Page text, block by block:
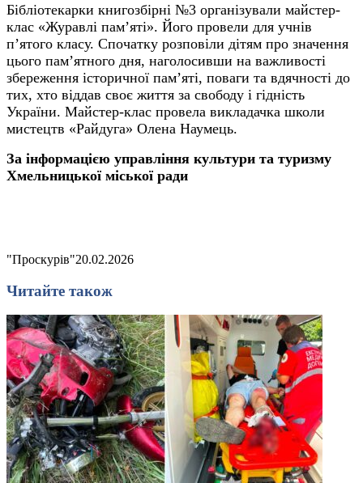
Бібліотекарки книгозбірні №3 організували майстер-
клас «Журавлі пам’яті». Його провели для учнів
п’ятого класу. Спочатку розповіли дітям про значення
цього пам’ятного дня, наголосивши на важливості
збереження історичної пам’яті, поваги та вдячності до
тих, хто віддав своє життя за свободу і гідність
України. Майстер-клас провела викладачка школи
мистецтв «Райдуга» Олена Наумець.
За інформацією управління культури та туризму
Хмельницької міської ради
"Проскурів"20.02.2026
Читайте також